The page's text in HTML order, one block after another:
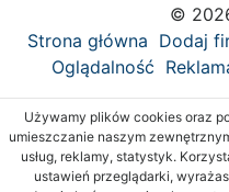
©
Strona główna Dodaj
Oglądalność
Używamy plików cookies oraz
umieszczanie naszym
usług, reklamy, statystyk.
ustawień przeglądarki,